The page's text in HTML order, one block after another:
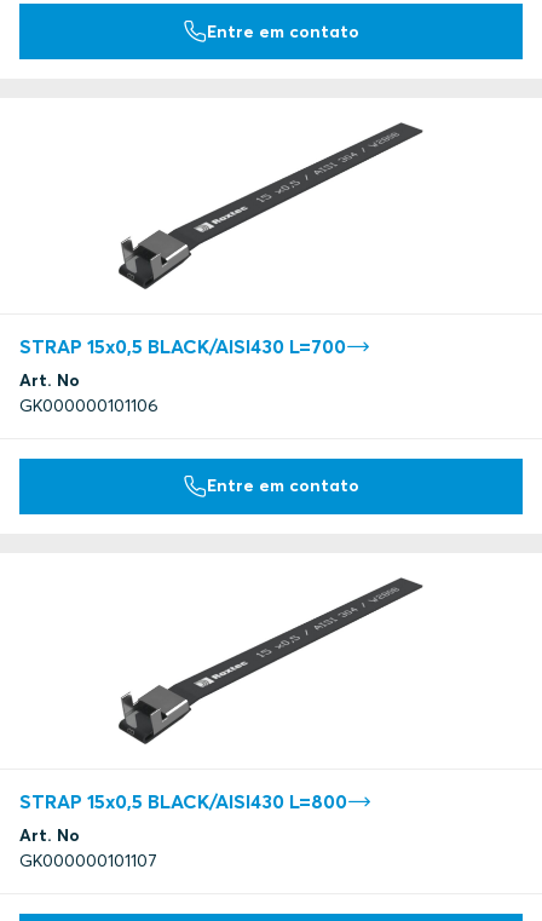
Entre em contato
STRAP 15x0,5 BLACK/AISI430 L=700
Art. No
GK000000101106
Entre em contato
STRAP 15x0,5 BLACK/AISI430 L=800
Art. No
GK000000101107